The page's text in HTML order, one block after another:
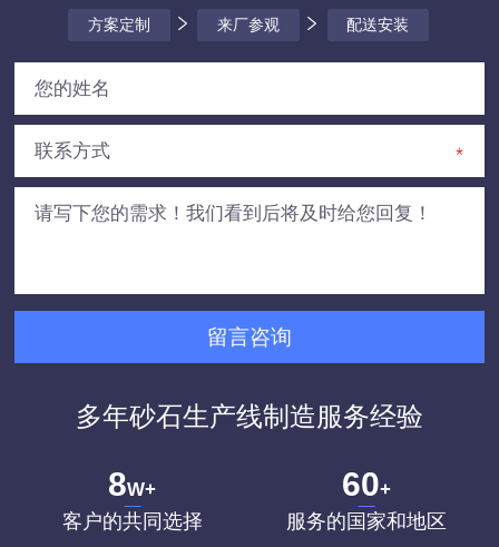
方案定制 来厂参观 配送安装
多年砂石生产线制造服务经验
8W+
客户的共同选择
60+
服务的国家和地区